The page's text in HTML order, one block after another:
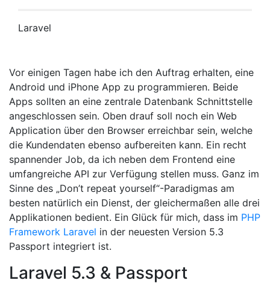
Laravel
Vor einigen Tagen habe ich den Auftrag erhalten, eine
Android und iPhone App zu programmieren. Beide
Apps sollten an eine zentrale Datenbank Schnittstelle
angeschlossen sein. Oben drauf soll noch ein Web
Application über den Browser erreichbar sein, welche
die Kundendaten ebenso aufbereiten kann. Ein recht
spannender Job, da ich neben dem Frontend eine
umfangreiche API zur Verfügung stellen muss. Ganz im
Sinne des „Don’t repeat yourself“-Paradigmas am
besten natürlich ein Dienst, der gleichermaßen alle drei
Applikationen bedient. Ein Glück für mich, dass im PHP
Framework Laravel in der neuesten Version 5.3
Passport integriert ist.
Laravel 5.3 & Passport